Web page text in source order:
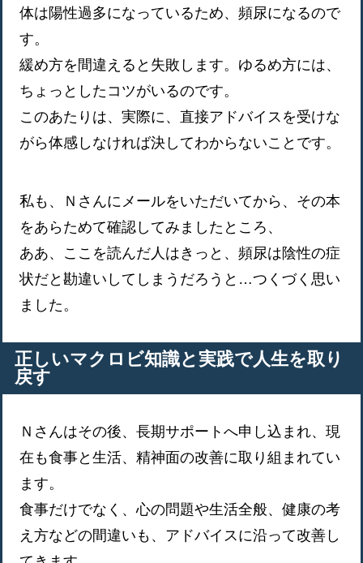
体は陽性過多になっているため、頻尿になるので
す。
緩め方を間違えると失敗します。ゆるめ方には、
ちょっとしたコツがいるのです。
このあたりは、実際に、直接アドバイスを受けな
がら体感しなければ決してわからないことです。
私も、Ｎさんにメールをいただいてから、その本
をあらためて確認してみましたところ、
ああ、ここを読んだ人はきっと、頻尿は陰性の症
状だと勘違いしてしまうだろうと…つくづく思い
ました。
正しいマクロビ知識と実践で人生を取り
戻す
Ｎさんはその後、長期サポートへ申し込まれ、現
在も食事と生活、精神面の改善に取り組まれてい
ます。
食事だけでなく、心の問題や生活全般、健康の考
え方などの間違いも、アドバイスに沿って改善し